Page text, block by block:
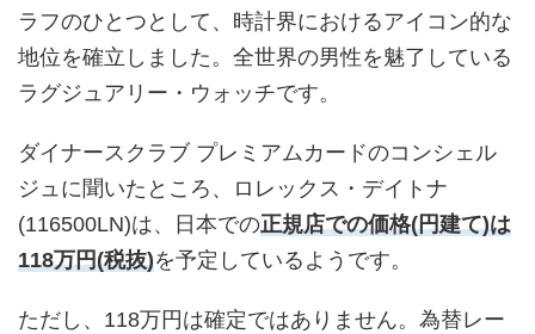
ラフのひとつとして、時計界におけるアイコン的な
地位を確立しました。全世界の男性を魅了している
ラグジュアリー・ウォッチです。
ダイナースクラブ プレミアムカードのコンシェル
ジュに聞いたところ、ロレックス・デイトナ
(116500LN)は、日本での正規店での価格(円建て)は
118万円(税抜)を予定しているようです。
ただし、118万円は確定ではありません。為替レー